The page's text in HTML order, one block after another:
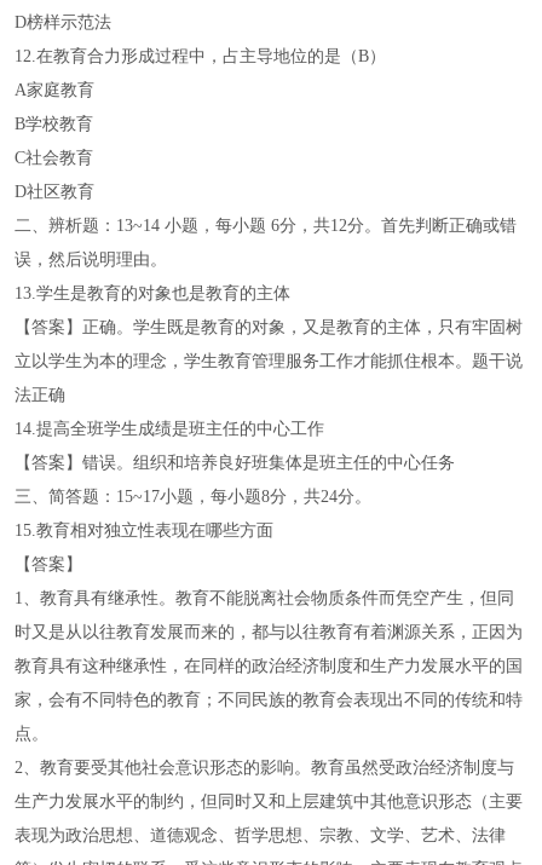
D榜样示范法
12.在教育合力形成过程中，占主导地位的是（B）
A家庭教育
B学校教育
C社会教育
D社区教育
二、辨析题：13~14 小题，每小题 6分，共12分。首先判断正确或错
误，然后说明理由。
13.学生是教育的对象也是教育的主体
【答案】正确。学生既是教育的对象，又是教育的主体，只有牢固树
立以学生为本的理念，学生教育管理服务工作才能抓住根本。题干说
法正确
14.提高全班学生成绩是班主任的中心工作
【答案】错误。组织和培养良好班集体是班主任的中心任务
三、简答题：15~17小题，每小题8分，共24分。
15.教育相对独立性表现在哪些方面
【答案】
1、教育具有继承性。教育不能脱离社会物质条件而凭空产生，但同
时又是从以往教育发展而来的，都与以往教育有着渊源关系，正因为
教育具有这种继承性，在同样的政治经济制度和生产力发展水平的国
家，会有不同特色的教育；不同民族的教育会表现出不同的传统和特
点。
2、教育要受其他社会意识形态的影响。教育虽然受政治经济制度与
生产力发展水平的制约，但同时又和上层建筑中其他意识形态（主要
表现为政治思想、道德观念、哲学思想、宗教、文学、艺术、法律